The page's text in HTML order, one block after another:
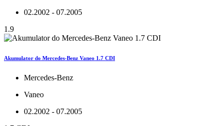
02.2002 - 07.2005
1.9
Akumulator do Mercedes-Benz Vaneo 1.7 CDI
Mercedes-Benz
Vaneo
02.2002 - 07.2005